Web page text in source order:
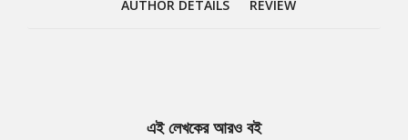
AUTHOR DETAILS REVIEW
এই লেখকের আরও বই